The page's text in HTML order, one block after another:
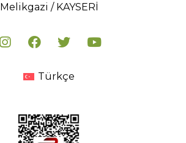
Melikgazi / KAYSERİ
Türkçe